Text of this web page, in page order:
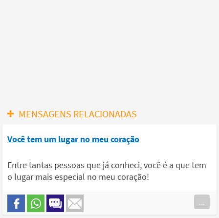
MENSAGENS RELACIONADAS
Você tem um lugar no meu coração
Entre tantas pessoas que já conheci, você é a que tem
o lugar mais especial no meu coração!
...